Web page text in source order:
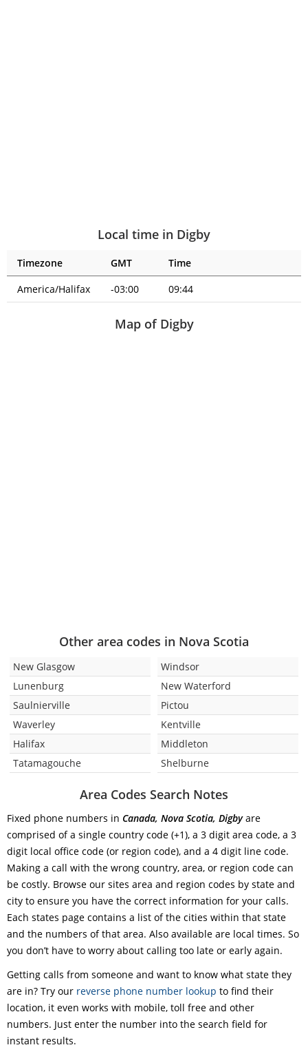
Local time in Digby
Timezone GMT
Time
America/Halifax
-03:00 09:44
Map of Digby
Other area codes in Nova Scotia
New Glasgow
Lunenburg
Saulnierville
Waverley
Halifax
Tatamagouche
Windsor
New Waterford
Pictou
Kentville
Middleton
Shelburne
Area Codes Search Notes
Fixed phone numbers in Canada, Nova Scotia, Digbyare
comprised of a single country code (+1), a 3 digit area code, a 3
digit local office code (or region code), and a 4 digit line code.
Making a call with the wrong country, area, or region code can
be costly. Browse our sites area and region codes by state and
city to ensure you have the correct information for your calls.
Each states page contains a list of the cities within that state
and the numbers of that area. Also available are local times. So
you don’t have to worry about calling too late or early again.
Getting calls from someone and want to know what state they
are in? Try our reverse phone number lookup to find their
location, it even works with mobile, toll free and other
numbers. Just enter the number into the search field for
instant results.